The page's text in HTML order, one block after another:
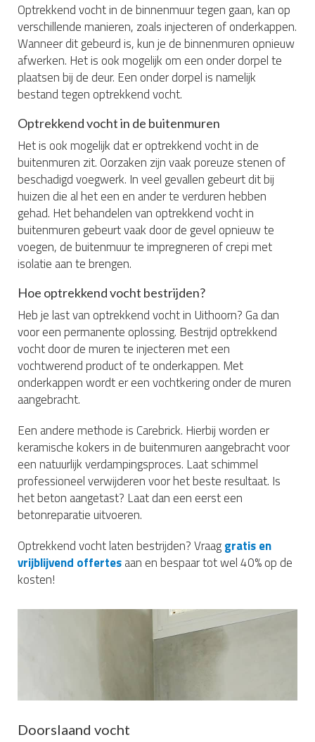
Optrekkend vocht in de binnenmuur tegen gaan, kan op
verschillende manieren, zoals injecteren of onderkappen.
Wanneer dit gebeurd is, kun je de binnenmuren opnieuw
afwerken. Het is ook mogelijk om een onder dorpel te
plaatsen bij de deur. Een onder dorpel is namelijk
bestand tegen optrekkend vocht.
Optrekkend vocht in de buitenmuren
Het is ook mogelijk dat er optrekkend vocht in de
buitenmuren zit. Oorzaken zijn vaak poreuze stenen of
beschadigd voegwerk. In veel gevallen gebeurt dit bij
huizen die al het een en ander te verduren hebben
gehad. Het behandelen van optrekkend vocht in
buitenmuren gebeurt vaak door de gevel opnieuw te
voegen, de buitenmuur te impregneren of crepi met
isolatie aan te brengen.
Hoe optrekkend vocht bestrijden?
Heb je last van optrekkend vocht in Uithoorn? Ga dan
voor een permanente oplossing. Bestrijd optrekkend
vocht door de muren te injecteren met een
vochtwerend product of te onderkappen. Met
onderkappen wordt er een vochtkering onder de muren
aangebracht.
Een andere methode is Carebrick. Hierbij worden er
keramische kokers in de buitenmuren aangebracht voor
een natuurlijk verdampingsproces. Laat schimmel
professioneel verwijderen voor het beste resultaat. Is
het beton aangetast? Laat dan een eerst een
betonreparatie uitvoeren.
Optrekkend vocht laten bestrijden? Vraaggratis en
vrijblijvend offertesaan en bespaar tot wel 40% op de
kosten!
Doorslaand vocht